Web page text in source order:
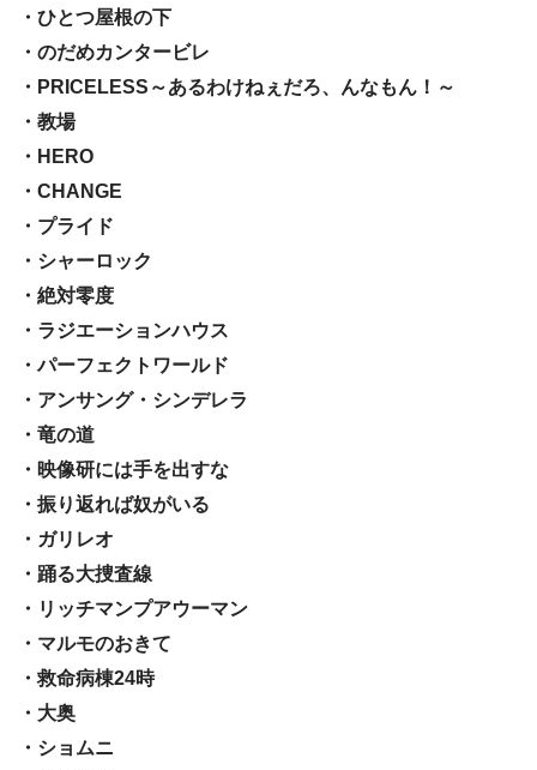
・ひとつ屋根の下
・のだめカンタービレ
・PRICELESS～あるわけねぇだろ、んなもん！～
・教場
・HERO
・CHANGE
・プライド
・シャーロック
・絶対零度
・ラジエーションハウス
・パーフェクトワールド
・アンサング・シンデレラ
・竜の道
・映像研には手を出すな
・振り返れば奴がいる
・ガリレオ
・踊る大捜査線
・リッチマンプアウーマン
・マルモのおきて
・救命病棟24時
・大奥
・ショムニ